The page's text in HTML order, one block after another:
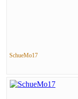
SchueMo17